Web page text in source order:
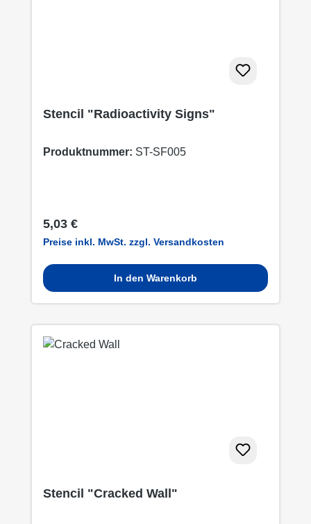
Stencil "Radioactivity Signs"
Produktnummer: ST-SF005
Regulärer Preis:
5,03 €
Preise inkl. MwSt. zzgl. Versandkosten
In den Warenkorb
Stencil "Cracked Wall"